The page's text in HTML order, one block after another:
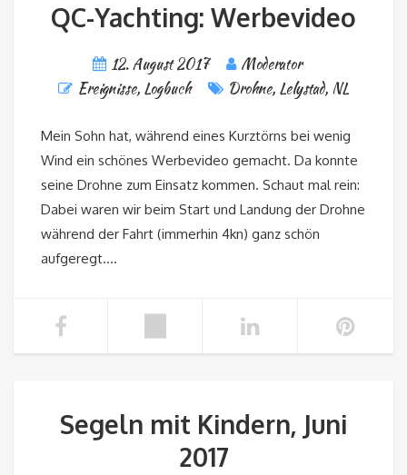
QC-Yachting: Werbevideo
12. August 2017
Moderator
Ereignisse, Logbuch Drohne, Lelystad, NL
Mein Sohn hat, während eines Kurztörns bei wenig
Wind ein schönes Werbevideo gemacht. Da konnte
seine Drohne zum Einsatz kommen. Schaut mal rein:
Dabei waren wir beim Start und Landung der Drohne
während der Fahrt (immerhin 4kn) ganz schön
aufgeregt….
Segeln mit Kindern, Juni
2017